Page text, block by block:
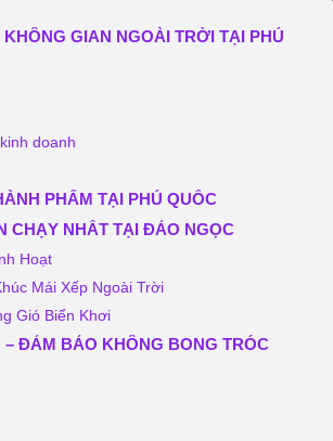
GIAN NGOÀI TRỜI TẠI PHÚ
doanh
PHẨM TẠI PHÚ QUỐC
CHẠY NHẤT TẠI ĐẢO NGỌC
Hoạt
Mái Xếp Ngoài Trời
Gió Biển Khơi
– ĐẢM BẢO KHÔNG BONG TRÓC